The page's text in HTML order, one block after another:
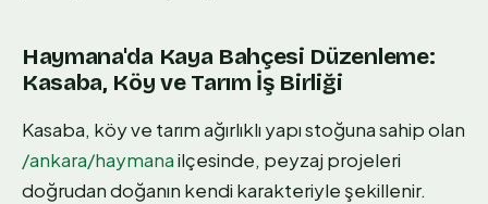
Haymana'da Kaya Bahçesi Düzenleme:
Kasaba, Köy ve Tarım İş Birliği
Kasaba, köy ve tarım ağırlıklı yapı stoğuna sahip olan
/ankara/haymanailçesinde, peyzaj projeleri
doğrudan doğanın kendi karakteriyle şekillenir.